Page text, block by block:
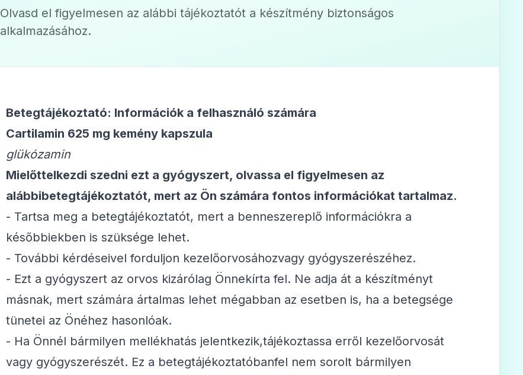
Olvasd el figyelmesen az alábbi tájékoztatót a készítmény biztonságos
alkalmazásához.
Betegtájékoztató: Információk a felhasználó számára
Cartilamin 625 mg kemény kapszula
glükózamin
Mielőttelkezdi szedni ezt a gyógyszert, olvassa el figyelmesen az
alábbibetegtájékoztatót, mert az Ön számára fontos információkat tartalmaz.
- Tartsa meg a betegtájékoztatót, mert a benneszereplő információkra a
későbbiekben is szüksége lehet.
- További kérdéseivel forduljon kezelőorvosáhozvagy gyógyszerészéhez.
- Ezt a gyógyszert az orvos kizárólag Önnekírta fel. Ne adja át a készítményt
másnak, mert számára ártalmas lehet mégabban az esetben is, ha a betegsége
tünetei az Önéhez hasonlóak.
- Ha Önnél bármilyen mellékhatás jelentkezik,tájékoztassa erről kezelőorvosát
vagy gyógyszerészét. Ez a betegtájékoztatóbanfel nem sorolt bármilyen